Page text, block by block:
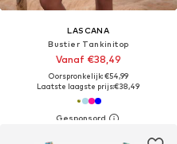
LASCANA
Bustier Tankinitop
Vanaf €38,49
Oorspronkelijk: €54,99
Laatste laagste prijs:€38,49